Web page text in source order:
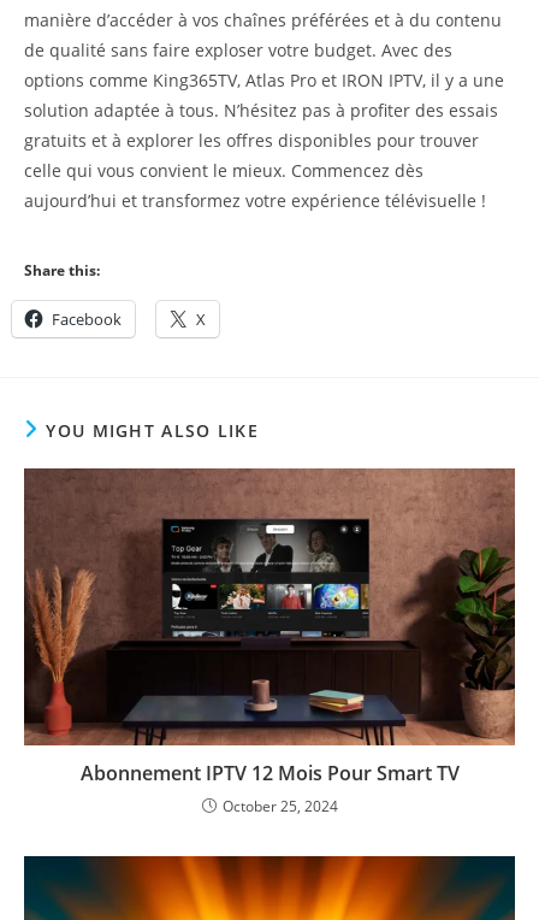
manière d’accéder à vos chaînes préférées et à du contenu
de qualité sans faire exploser votre budget. Avec des
options comme King365TV, Atlas Pro et IRON IPTV, il y a une
solution adaptée à tous. N’hésitez pas à profiter des essais
gratuits et à explorer les offres disponibles pour trouver
celle qui vous convient le mieux. Commencez dès
aujourd’hui et transformez votre expérience télévisuelle !
Share this:
Facebook X
YOU MIGHT ALSO LIKE
Abonnement IPTV 12 Mois Pour Smart TV
October 25, 2024